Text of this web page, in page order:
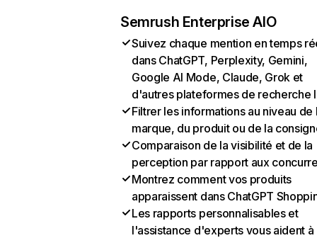
Semrush Enterprise AIO
Suivez chaque mention en temps
dans ChatGPT, Perplexity, Gemini,
Google AI Mode, Claude, Grok et
d'autres plateformes de recherche
Filtrer les informations au niveau de
marque, du produit ou de la
Comparaison de la visibilité et de la
perception par rapport aux
Montrez comment vos produits
apparaissent dans ChatGPT
Les rapports personnalisables et
l'assistance d'experts vous aident à